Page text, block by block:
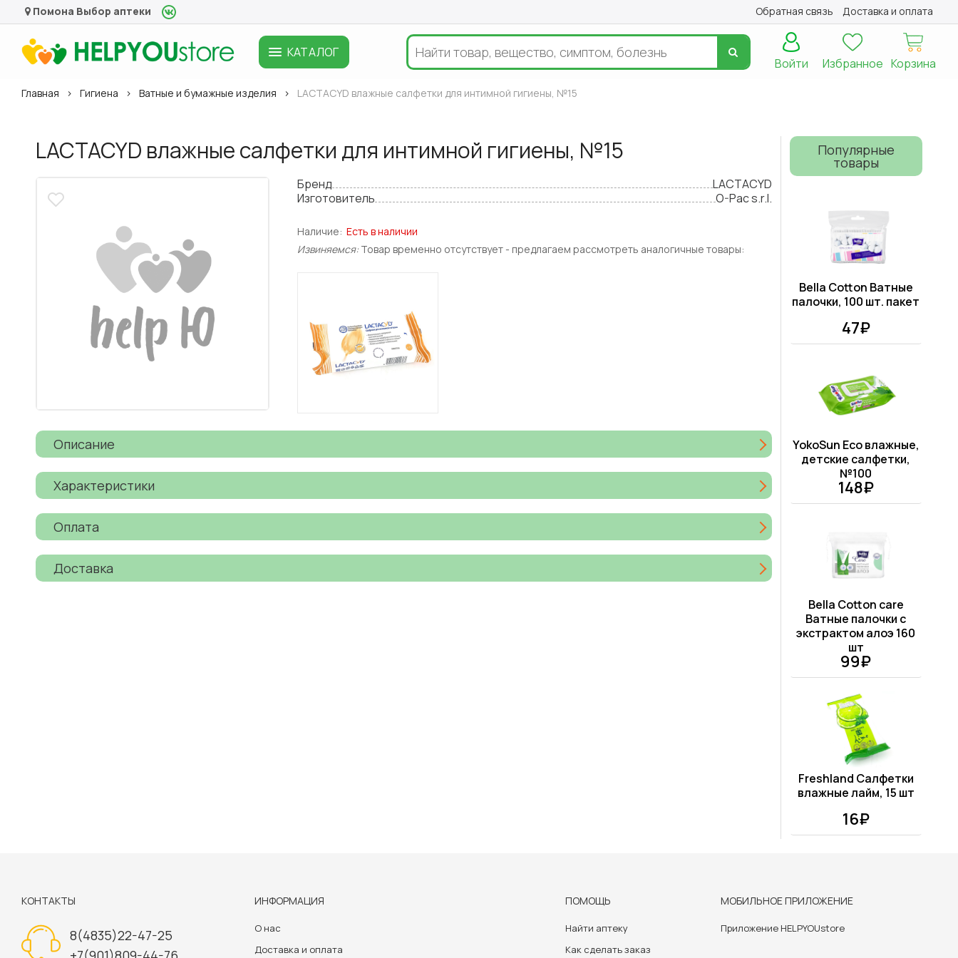
Помона Выбор аптеки Обратная связь Доставка и оплата
КАТАЛОГ
Корзина
Избранное
Войти
Главная Гигиена Ватные и бумажные изделия LACTACYD влажные салфетки для интимной гигиены, №15
LACTACYD влажные салфетки для интимной гигиены, №15
Бренд
LACTACYD
Изготовитель
O-Pac s.r.l.
Наличие: Есть в наличии
Извиняемся: Товар временно отсутствует - предлагаем рассмотреть аналогичные товары:
Описание
Характеристики
Оплата
Доставка
Популярные
товары
Bella Cotton Ватные
палочки, 100 шт. пакет
47₽
YokoSun Eco влажные,
детские салфетки,
№100
148₽
Bella Cotton care
Ватные палочки с
экстрактом алоэ 160
шт
99₽
Freshland Салфетки
влажные лайм, 15 шт
16₽
КОНТАКТЫ
8(4835)22-47-25
ИНФОРМАЦИЯ
О нас
Доставка и оплата
ПОМОЩЬ
Найти аптеку
Как сделать заказ
МОБИЛЬНОЕ ПРИЛОЖЕНИЕ
Приложение HELPYOUstore